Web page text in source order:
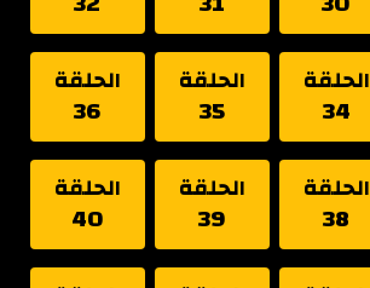
الحلقة
34
الحلقة
35
الحلقة
36
الحلقة
38
الحلقة
39
الحلقة
40